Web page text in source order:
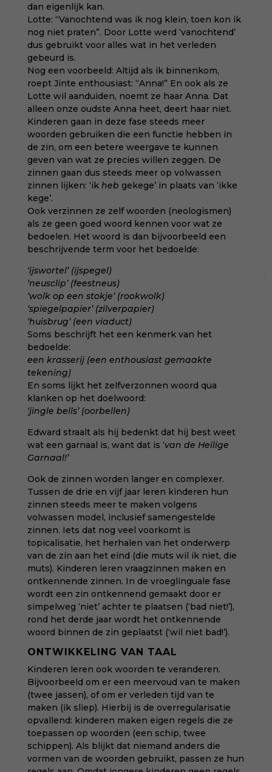
dan eigenlijk kan.
Lotte: “Vanochtend was ik nog klein, toen kon ik
nog niet praten”. Door Lotte werd ‘vanochtend’
dus gebruikt voor alles wat in het verleden
gebeurd is.
Nog een voorbeeld: Altijd als ik binnenkom,
roept Jinte enthousiast: “Anna!” En ook als ze
Lotte wil aanduiden, noemt ze haar Anna. Dat
alleen onze oudste Anna heet, deert haar niet.
Kinderen gaan in deze fase steeds meer
woorden gebruiken die een functie hebben in
de zin, om een betere weergave te kunnen
geven van wat ze precies willen zeggen. De
zinnen gaan dus steeds meer op volwassen
zinnen lijken: ‘ik heb gekege’ in plaats van ‘ikke
kege’.
Ook verzinnen ze zelf woorden (neologismen)
als ze geen goed woord kennen voor wat ze
bedoelen. Het woord is dan bijvoorbeeld een
beschrijvende term voor het bedoelde:
‘ijswortel’ (ijspegel)
‘neusclip’ (feestneus)
‘wolk op een stokje’ (rookwolk)
‘spiegelpapier’ (zilverpapier)
‘huisbrug’ (een viaduct)
Soms beschrijft het een kenmerk van het
bedoelde:
een krasserij (een enthousiast gemaakte
tekening)
En soms lijkt het zelfverzonnen woord qua
klanken op het doelwoord:
‘jingle bells’ (oorbellen)
Edward straalt als hij bedenkt dat hij best weet
wat een garnaal is, want dat is ‘van de Heilige
Garnaal!’
Ook de zinnen worden langer en complexer.
Tussen de drie en vijf jaar leren kinderen hun
zinnen steeds meer te maken volgens
volwassen model, inclusief samengestelde
zinnen. Iets dat nog veel voorkomt is
topicalisatie, het herhalen van het onderwerp
van de zin aan het eind (die muts wil ik niet, die
muts). Kinderen leren vraagzinnen maken en
ontkennende zinnen. In de vroeglinguale fase
wordt een zin ontkennend gemaakt door er
simpelweg ‘niet’ achter te plaatsen (‘bad niet!’),
rond het derde jaar wordt het ontkennende
woord binnen de zin geplaatst (‘wil niet bad!’).
ONTWIKKELING VAN TAAL
Kinderen leren ook woorden te veranderen.
Bijvoorbeeld om er een meervoud van te maken
(twee jassen), of om er verleden tijd van te
maken (ik sliep). Hierbij is de overregularisatie
opvallend: kinderen maken eigen regels die ze
toepassen op woorden (een schip, twee
schippen). Als blijkt dat niemand anders die
vormen van de woorden gebruikt, passen ze hun